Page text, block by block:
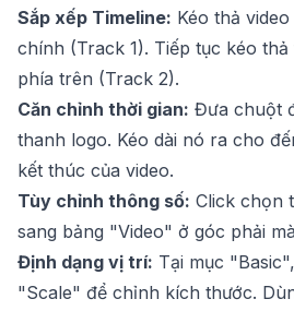
Sắp xếp Timeline: Kéo thả
chính (Track 1). Tiếp tục kéo
phía trên (Track 2).
Căn chỉnh thời gian: Đưa chuột
thanh logo. Kéo dài nó ra cho
kết thúc của video.
Tùy chỉnh thông số: Click chọn
sang bảng "Video" ở góc phải
Định dạng vị trí: Tại mục
"Scale" để chỉnh kích thước.